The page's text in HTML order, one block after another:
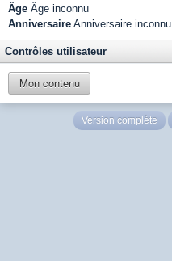
Âge Âge inconnu
Anniversaire Anniversaire inconnu
Contrôles utilisateur
Mon contenu
Version complète